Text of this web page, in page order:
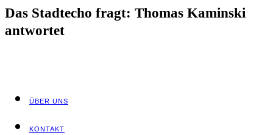
Das Stadt­echo fragt: Tho­mas Kamin­ski
antwortet
ÜBER UNS
KON­TAKT